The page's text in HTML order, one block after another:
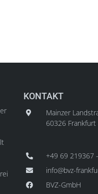
KONTAKT
Mainzer
60326 Frankfurt
+49 69 219367
info@bvz-
BVZ-GmbH